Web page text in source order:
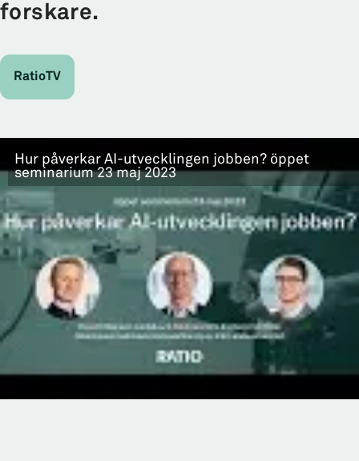
forskare.
RatioTV
Hur påverkar AI-utvecklingen jobben? öppet
seminarium 23 maj 2023